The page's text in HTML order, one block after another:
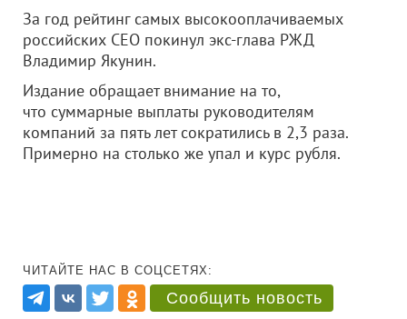
За год рейтинг самых высокооплачиваемых
российских CEO покинул экс-глава РЖД
Владимир Якунин.
Издание обращает внимание на то,
что суммарные выплаты руководителям
компаний за пять лет сократились в 2,3 раза.
Примерно на столько же упал и курс рубля.
ЧИТАЙТЕ НАС В СОЦСЕТЯХ:
Сообщить новость